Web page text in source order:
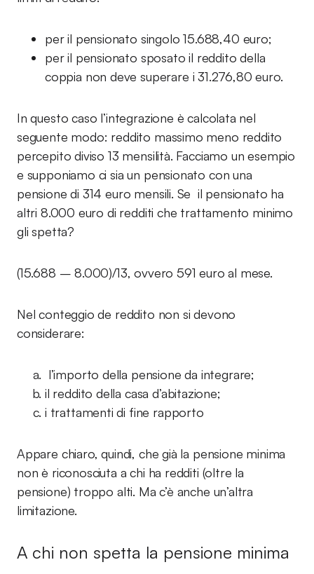
per il pensionato singolo 15.688,40 euro;
per il pensionato sposato il reddito della
coppia non deve superare i 31.276,80 euro.
In questo caso l’integrazione è calcolata nel
seguente modo: reddito massimo meno reddito
percepito diviso 13 mensilità. Facciamo un esempio
e supponiamo ci sia un pensionato con una
pensione di 314 euro mensili. Se il pensionato ha
altri 8.000 euro di redditi che trattamento minimo
gli spetta?
(15.688 – 8.000)/13, ovvero 591 euro al mese.
Nel conteggio de reddito non si devono
considerare:
l’importo della pensione da integrare;
il reddito della casa d’abitazione;
i trattamenti di fine rapporto
Appare chiaro, quindi, che già la pensione minima
non è riconosciuta a chi ha redditi (oltre la
pensione) troppo alti. Ma c’è anche un’altra
limitazione.
A chi non spetta la pensione minima